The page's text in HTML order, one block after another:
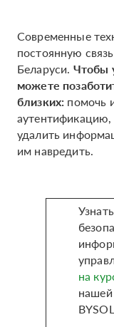
Современные
постоянную
Беларуси. Чтобы
можете
близких: помочь
удалить
им навредить.
на